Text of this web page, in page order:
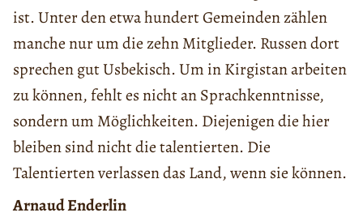
ist. Unter den etwa hundert Gemeinden zählen
manche nur um die zehn Mitglieder. Russen dort
sprechen gut Usbekisch. Um in Kirgistan arbeiten
zu können, fehlt es nicht an Sprachkenntnisse,
sondern um Möglichkeiten. Diejenigen die hier
bleiben sind nicht die talentierten. Die
Talentierten verlassen das Land, wenn sie können.
Arnaud Enderlin